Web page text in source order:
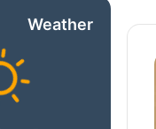
Weather